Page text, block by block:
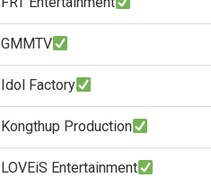
GMMTV
Idol Factory
Kongthup Production
LOVEiS Entertainment